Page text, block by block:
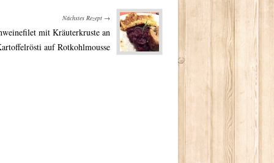
Nächstes Rezept →
mit Kräuterkruste an
auf Rotkohlmousse